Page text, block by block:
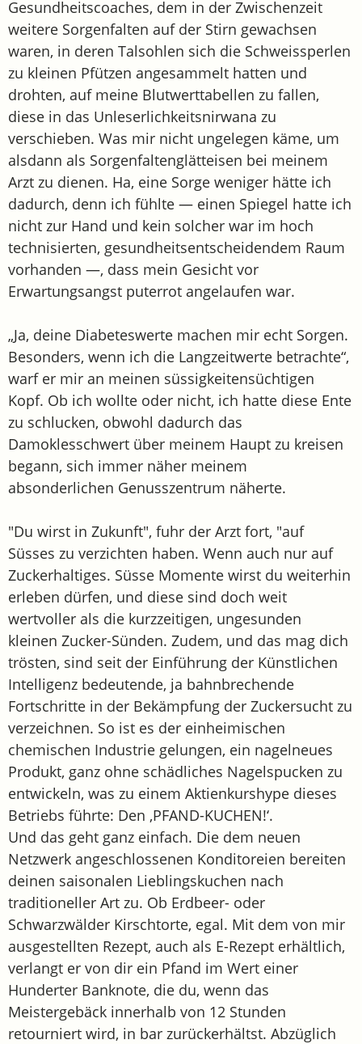
Gesundheitscoaches, dem in der Zwischenzeit
weitere Sorgenfalten auf der Stirn gewachsen
waren, in deren Talsohlen sich die Schweissperlen
zu kleinen Pfützen angesammelt hatten und
drohten, auf meine Blutwerttabellen zu fallen,
diese in das Unleserlichkeitsnirwana zu
verschieben. Was mir nicht ungelegen käme, um
alsdann als Sorgenfaltenglätteisen bei meinem
Arzt zu dienen. Ha, eine Sorge weniger hätte ich
dadurch, denn ich fühlte — einen Spiegel hatte ich
nicht zur Hand und kein solcher war im hoch
technisierten, gesundheitsentscheidendem Raum
vorhanden —, dass mein Gesicht vor
Erwartungsangst puterrot angelaufen war.
„Ja, deine Diabeteswerte machen mir echt Sorgen.
Besonders, wenn ich die Langzeitwerte betrachte“,
warf er mir an meinen süssigkeitensüchtigen
Kopf. Ob ich wollte oder nicht, ich hatte diese Ente
zu schlucken, obwohl dadurch das
Damoklesschwert über meinem Haupt zu kreisen
begann, sich immer näher meinem
absonderlichen Genusszentrum näherte.
"Du wirst in Zukunft", fuhr der Arzt fort, "auf
Süsses zu verzichten haben. Wenn auch nur auf
Zuckerhaltiges. Süsse Momente wirst du weiterhin
erleben dürfen, und diese sind doch weit
wertvoller als die kurzzeitigen, ungesunden
kleinen Zucker-Sünden. Zudem, und das mag dich
trösten, sind seit der Einführung der Künstlichen
Intelligenz bedeutende, ja bahnbrechende
Fortschritte in der Bekämpfung der Zuckersucht zu
verzeichnen. So ist es der einheimischen
chemischen Industrie gelungen, ein nagelneues
Produkt, ganz ohne schädliches Nagelspucken zu
entwickeln, was zu einem Aktienkurshype dieses
Betriebs führte: Den ‚PFAND-KUCHEN!‘.
Und das geht ganz einfach. Die dem neuen
Netzwerk angeschlossenen Konditoreien bereiten
deinen saisonalen Lieblingskuchen nach
traditioneller Art zu. Ob Erdbeer- oder
Schwarzwälder Kirschtorte, egal. Mit dem von mir
ausgestellten Rezept, auch als E-Rezept erhältlich,
verlangt er von dir ein Pfand im Wert einer
Hunderter Banknote, die du, wenn das
Meistergebäck innerhalb von 12 Stunden
retourniert wird, in bar zurückerhältst. Abzüglich